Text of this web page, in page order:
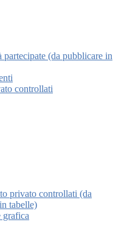
partecipate (da pubblicare in
controllati
privato controllati (da
tabelle)
grafica